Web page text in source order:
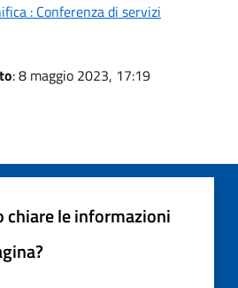
: Conferenza di servizi
: 8 maggio 2023, 17:19
chiare le informazioni